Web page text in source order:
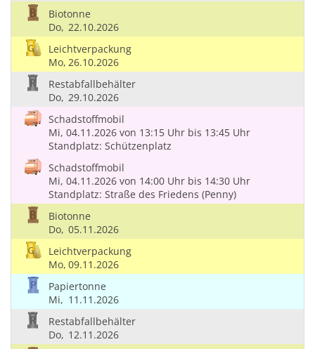
Biotonne
Do, 22.10.2026
Leichtverpackung
Mo, 26.10.2026
Restabfallbehälter
Do, 29.10.2026
Schadstoffmobil
Mi, 04.11.2026 von 13:15 Uhr bis 13:45 Uhr
Standplatz: Schützenplatz
Schadstoffmobil
Mi, 04.11.2026 von 14:00 Uhr bis 14:30 Uhr
Standplatz: Straße des Friedens (Penny)
Biotonne
Do, 05.11.2026
Leichtverpackung
Mo, 09.11.2026
Papiertonne
Mi, 11.11.2026
Restabfallbehälter
Do, 12.11.2026